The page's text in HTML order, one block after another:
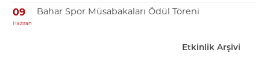
09
Haziran
Bahar Spor Müsabakaları Ödül Töreni
Etkinlik Arşivi